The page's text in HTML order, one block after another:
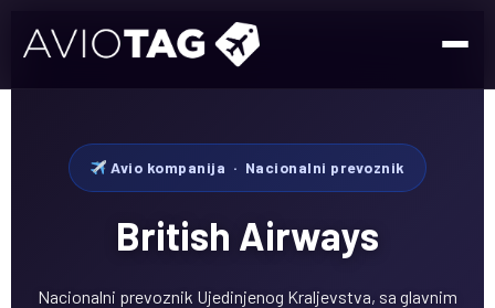
Avio kompanija · Nacionalni prevoznik
British Airways
Nacionalni prevoznik Ujedinjenog Kraljevstva, sa glavnim